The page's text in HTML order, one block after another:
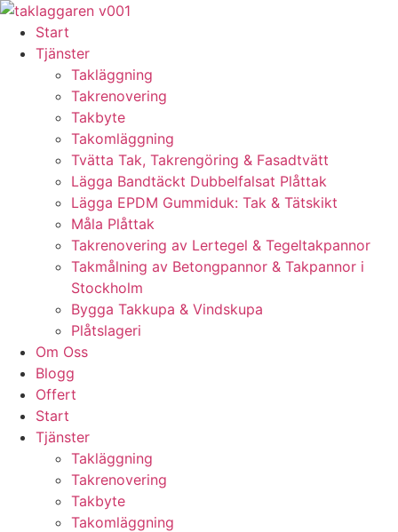
Skip
content
Start
Tjänster
Takläggning
Takrenovering
Takbyte
Takomläggning
Tvätta Tak, Takrengöring & Fasadtvätt
Lägga Bandtäckt Dubbelfalsat Plåttak
Lägga EPDM Gummiduk: Tak & Tätskikt
Måla Plåttak
Takrenovering av Lertegel & Tegeltakpannor
Takmålning av Betongpannor & Takpannor i
Stockholm
Bygga Takkupa & Vindskupa
Plåtslageri
Om Oss
Blogg
Offert
Start
Tjänster
Takläggning
Takrenovering
Takbyte
Takomläggning